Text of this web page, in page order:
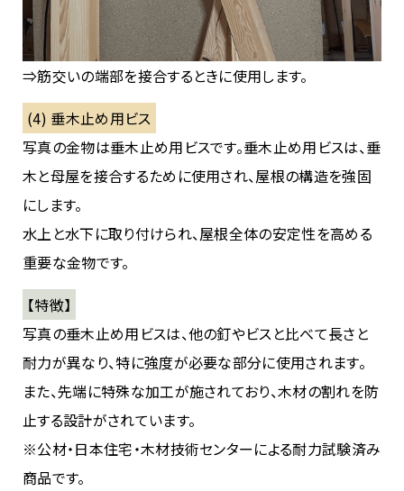
⇒筋交いの端部を接合するときに使用します。
(4) 垂木止め用ビス
写真の金物は垂木止め用ビスです。垂木止め用ビスは、垂
木と母屋を接合するために使用され、屋根の構造を強固
にします。
水上と水下に取り付けられ、屋根全体の安定性を高める
重要な金物です。
【特徴】
写真の垂木止め用ビスは、他の釘やビスと比べて長さと
耐力が異なり、特に強度が必要な部分に使用されます。
また、先端に特殊な加工が施されており、木材の割れを防
止する設計がされています。
※公材・日本住宅・木材技術センターによる耐力試験済み
商品です。